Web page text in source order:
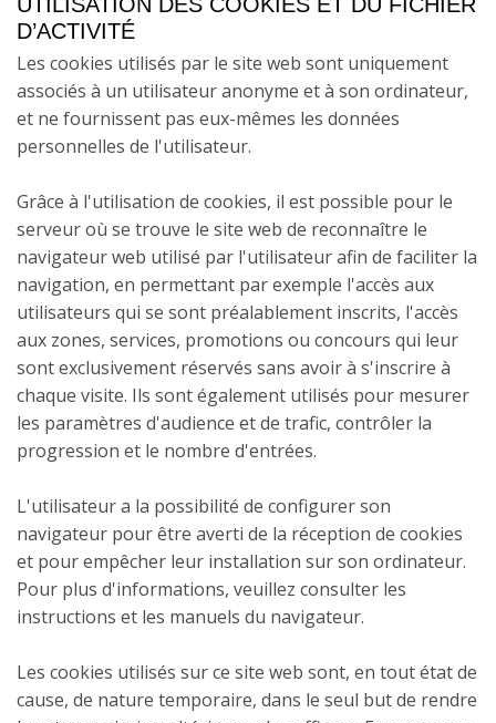
D’ACTIVITÉ
Les cookies utilisés par le site web sont uniquement
associés à un utilisateur anonyme et à son ordinateur,
et ne fournissent pas eux-mêmes les données
personnelles de l'utilisateur.
Grâce à l'utilisation de cookies, il est possible pour le
serveur où se trouve le site web de reconnaître le
navigateur web utilisé par l'utilisateur afin de faciliter la
navigation, en permettant par exemple l'accès aux
utilisateurs qui se sont préalablement inscrits, l'accès
aux zones, services, promotions ou concours qui leur
sont exclusivement réservés sans avoir à s'inscrire à
chaque visite. Ils sont également utilisés pour mesurer
les paramètres d'audience et de trafic, contrôler la
progression et le nombre d'entrées.
L'utilisateur a la possibilité de configurer son
navigateur pour être averti de la réception de cookies
et pour empêcher leur installation sur son ordinateur.
Pour plus d'informations, veuillez consulter les
instructions et les manuels du navigateur.
Les cookies utilisés sur ce site web sont, en tout état de
cause, de nature temporaire, dans le seul but de rendre